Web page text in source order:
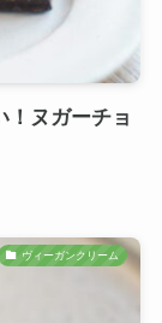
！ヌガーチョ
ヴィーガンクリーム